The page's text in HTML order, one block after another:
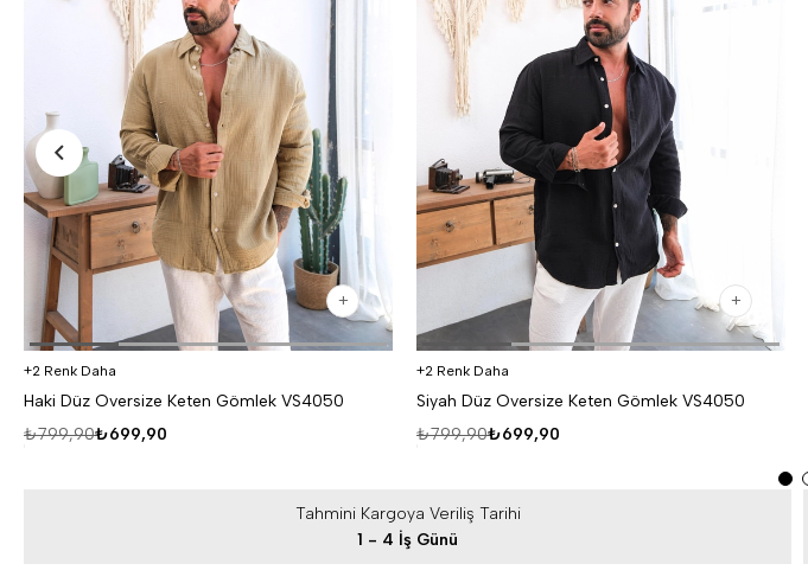
2 Renk Daha
Haki Düz Oversize Keten Gömlek VS4050
₺699,90
₺799,90
2 Renk Daha
Siyah Düz Oversize Keten Gömlek VS4050
₺699,90
₺799,90
Tahmini Kargoya Veriliş Tarihi
1 - 4 İş Günü